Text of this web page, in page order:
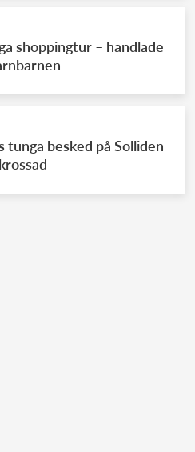
shoppingtur – handlade
tunga besked på Solliden